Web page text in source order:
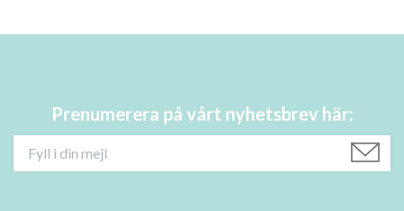
Prenumerera på vårt nyhetsbrev här: